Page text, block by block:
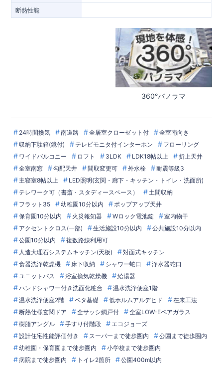
断熱性能
24時間換気 南道路 全居室クローゼット付
全室南向き
収納下駄箱(鏡付)
テレビモニタ付インターホン
フローリング
ワイドバルコニー
ロフト 3LDK LDK18帖以上
折上天井
全室南窓
勾配天井 間取変更可 外水栓
耐震等級3
主寝室8帖以上
LED照明(玄関・廊下・キッチン・トイレ・洗面所)
テレワーク可（書斎・スタディースペース）
土間収納
フラット35
幼稚園10分以内
ポップアップ天井
保育園10分以内
火災報知器 Wロック電池錠
室内物干
アクセントクロス(一部)
生活施設10分以内
公共施設10分以内
公園10分以内
複数路線利用可
人造大理石システムキッチン(天板)
対面式キッチン
食器洗浄乾燥機
床下収納 シャワー蛇口
浄水器蛇口
ユニットバス
浴室換気乾燥機
給湯器
ハンドシャワー付き洗面化粧台
温水洗浄便座1階
温水洗浄便座2階
ベタ基礎 低ホルムアルデヒド
在来工法
断熱仕様玄関ドア
全サッシ網戸付
全室LOW-Eペアガラス
樹脂アングル
手すり付階段
エコジョーズ
設計住宅性能評価付き
スーパーまで徒歩圏内
公園まで徒歩圏内
幼稚園・保育園まで徒歩圏内
小学校まで徒歩圏内
病院まで徒歩圏内
トイレ2箇所 公園400m以内
360°パノラマ